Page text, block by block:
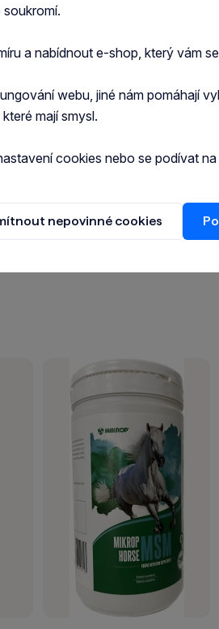
zařadit půlroční
a nabídnout e-shop, který vám
webu, jiné nám pomáhají
mají smysl.
cookies nebo se podívat na
nepovinné cookies